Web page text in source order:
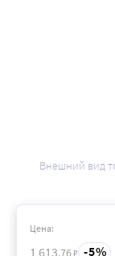
Внешний вид
Цена:
1 613.76₽ 5